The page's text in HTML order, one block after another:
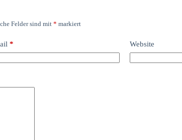
Felder sind mit * markiert
* Website